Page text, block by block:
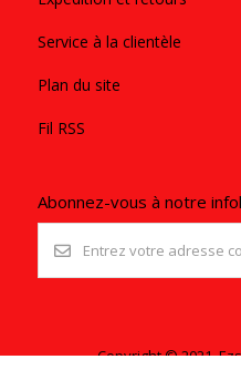
Service à la clientèle
Plan du site
Fil RSS
Abonnez-vous à notre
Copyright © 2021.